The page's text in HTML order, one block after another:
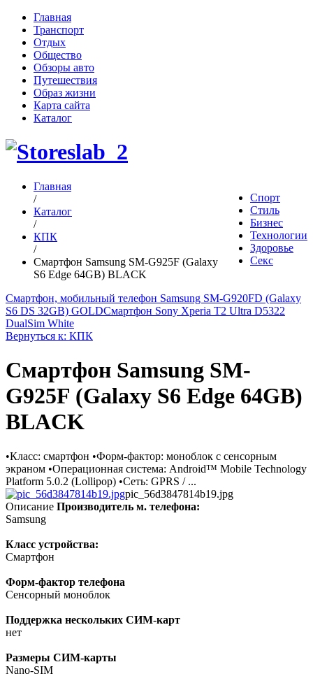
Главная
Транспорт
Отдых
Общество
Обзоры авто
Путешествия
Образ жизни
Карта сайта
Каталог
Спорт
Стиль
Бизнес
Технологии
Здоровье
Секс
Главная
/
Каталог
/
КПК
/
Смартфон Samsung SM-G925F (Galaxy
S6 Edge 64GB) BLACK
Смартфон, мобильный телефон Samsung SM-G920FD (Galaxy
S6 DS 32GB) GOLDСмартфон Sony Xperia T2 Ultra D5322
DualSim White
Вернуться к: КПК
Смартфон Samsung SM-
G925F (Galaxy S6 Edge 64GB)
BLACK
•Класс: смартфон •Форм-фактор: моноблок с сенсорным
экраном •Операционная система: Android™ Mobile Technology
Platform 5.0.2 (Lollipop) •Сеть: GPRS / ...
pic_56d3847814b19.jpg
Описание Производитель м. телефона:
Samsung
Класс устройства:
Смартфон
Форм-фактор телефона
Сенсорный моноблок
Поддержка нескольких СИМ-карт
нет
Размеры СИМ-карты
Nano-SIM